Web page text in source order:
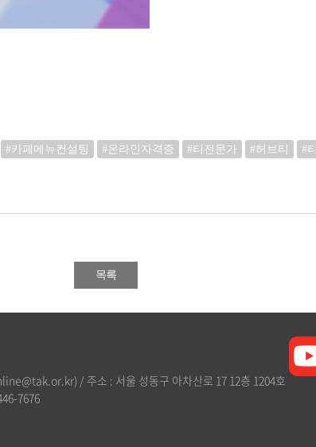
#카페메뉴컨설팅 #온라인자격증 #티전문가 #허브티 #
목록
/ 주소 : 서울 성동구 아차산로 17 12층 1204호
7676